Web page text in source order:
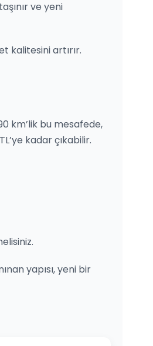
ve yeni
kalitesini artırır.
km’lik bu mesafede,
kadar çıkabilir.
yapısı, yeni bir